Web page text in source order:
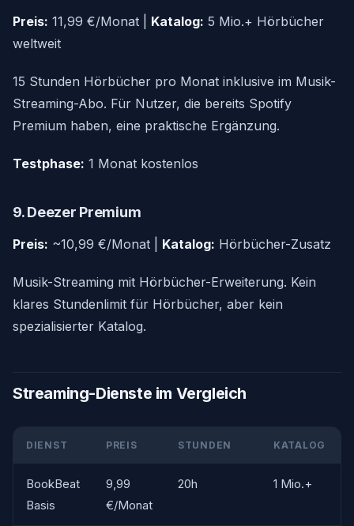
Preis: 11,99 €/Monat | Katalog: 5 Mio.+ Hörbücher
weltweit
15 Stunden Hörbücher pro Monat inklusive im Musik-
Streaming-Abo. Für Nutzer, die bereits Spotify
Premium haben, eine praktische Ergänzung.
Testphase: 1 Monat kostenlos
9. Deezer Premium
Preis: ~10,99 €/Monat | Katalog: Hörbücher-Zusatz
Musik-Streaming mit Hörbücher-Erweiterung. Kein
klares Stundenlimit für Hörbücher, aber kein
spezialisierter Katalog.
Streaming-Dienste im Vergleich
DIENST PREIS STUNDEN KATALOG
BookBeat
Basis
9,99
€/Monat
20h 1 Mio.+